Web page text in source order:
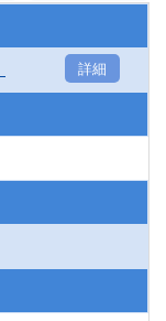
詳細